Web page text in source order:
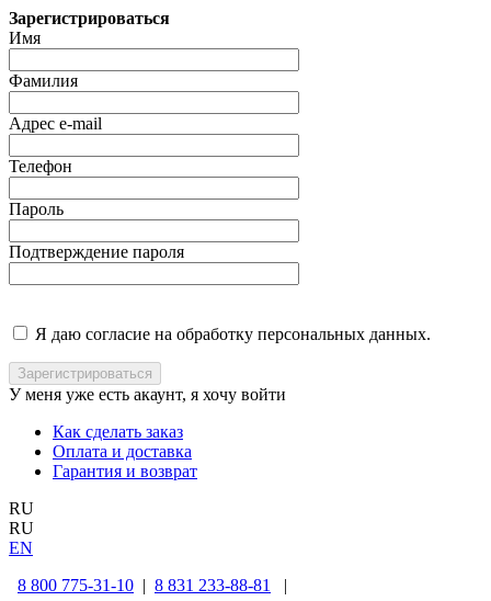
Зарегистрироваться
Имя
Фамилия
Адрес e-mail
Телефон
Пароль
Подтверждение пароля
Я даю согласие на обработку персональных данных.
У меня уже есть акаунт, я хочу войти
Как сделать заказ
Оплата и доставка
Гарантия и возврат
RU
RU
EN
8 800 775-31-10 | 8 831 233-88-81
|